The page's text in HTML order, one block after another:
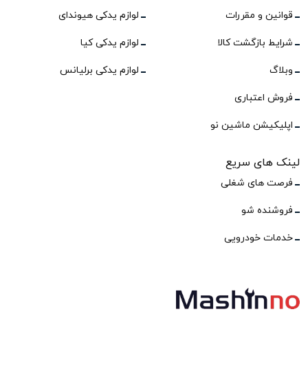
قوانین و مقررات
شرایط بازگشت کالا
وبلاگ
فروش اعتباری
اپلیکیشن ماشین نو
لوازم یدکی هیوندای
لوازم یدکی کیا
لوازم یدکی برلیانس
لینک های سریع
فرصت های شغلی
فروشنده شو
خدمات خودرویی